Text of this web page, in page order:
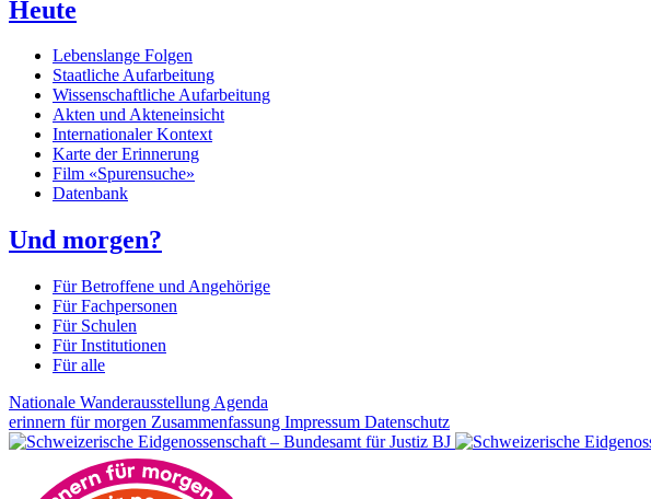
Heute
Lebenslange Folgen
Staatliche Aufarbeitung
Wissenschaftliche Aufarbeitung
Akten und Akteneinsicht
Internationaler Kontext
Karte der Erinnerung
Film «Spurensuche»
Datenbank
Und morgen?
Für Betroffene und Angehörige
Für Fachpersonen
Für Schulen
Für Institutionen
Für alle
Nationale Wanderausstellung Agenda
erinnern für morgen Zusammenfassung Impressum Datenschutz